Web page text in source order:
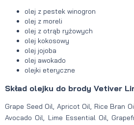
olej z pestek winogron
olej z moreli
olej z otrąb ryżowych
olej kokosowy
olej jojoba
olej awokado
olejki eteryczne
Skład olejku do brody Vetiver
Grape Seed Oil, Apricot Oil, Rice Bran
Avocado Oil, Lime Essential Oil,